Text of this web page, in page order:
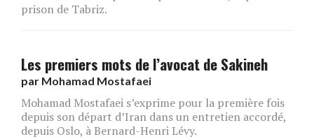
prison de Tabriz.
Les premiers mots de l’avocat de Sakineh
par Mohamad Mostafaei
Mohamad Mostafaei s’exprime pour la première fois
depuis son départ d’Iran dans un entretien accordé,
depuis Oslo, à Bernard-Henri Lévy.